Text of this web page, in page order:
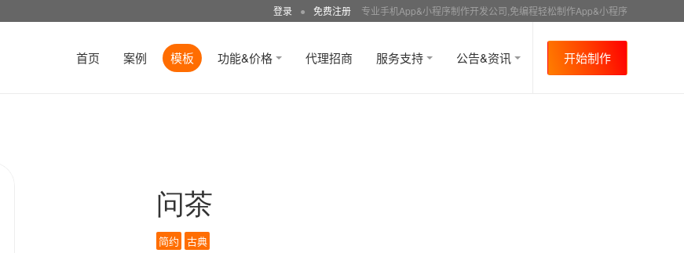
登录 ● 免费注册 专业手机App&小程序制作开发公司,免编程轻松制作App&小程序
首页 案例 模板 功能&价格 代理招商 服务支持 公告&资讯 开始制作
问茶
简约 古典